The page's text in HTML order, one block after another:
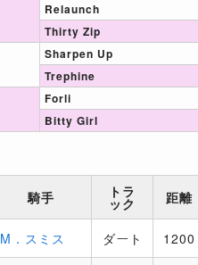
Relaunch
Thirty Zip
Sharpen Up
Trephine
Forli
Bitty Girl
騎手 トラ
ック 距離
M．スミス ダート 1200